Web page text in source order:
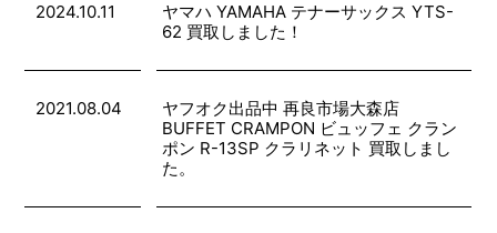
2024.10.11
ヤマハ YAMAHA テナーサックス YTS-
62 買取しました！
2021.08.04
ヤフオク出品中 再良市場大森店
BUFFET CRAMPON ビュッフェ クラン
ポン R-13SP クラリネット 買取しまし
た。